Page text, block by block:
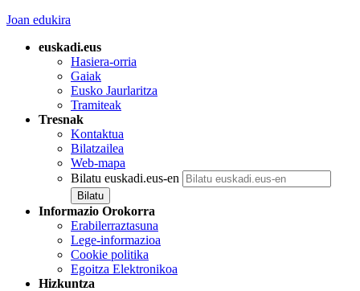
Joan edukira
euskadi.eus
Hasiera-orria
Gaiak
Eusko Jaurlaritza
Tramiteak
Tresnak
Kontaktua
Bilatzailea
Web-mapa
Bilatu euskadi.eus-en
Informazio Orokorra
Erabilerraztasuna
Lege-informazioa
Cookie politika
Egoitza Elektronikoa
Hizkuntza